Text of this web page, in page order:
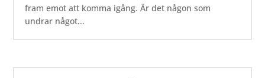
fram emot att komma igång. Är det någon som
undrar något...